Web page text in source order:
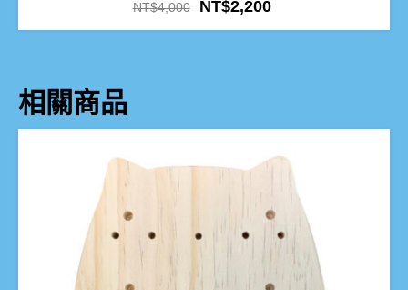
NT$4,000 NT$2,200
相關商品